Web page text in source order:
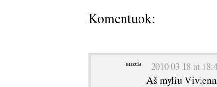
Komentuok:
anzela 2010 03 18 at
Aš myliu